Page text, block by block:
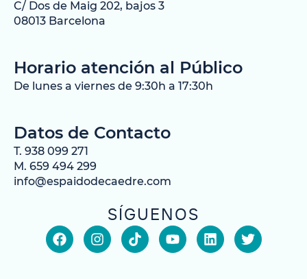
C/ Dos de Maig 202, bajos 3
08013 Barcelona
Horario atención al Público
De lunes a viernes de 9:30h a 17:30h
Datos de Contacto
T. 938 099 271
M. 659 494 299
info@espaidodecaedre.com
SÍGUENOS